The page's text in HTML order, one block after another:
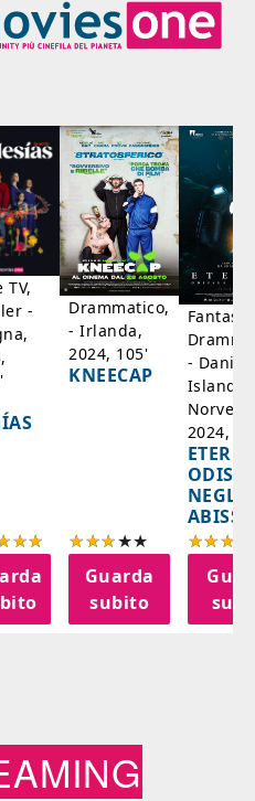
TV,
-
Drammatico,
- Irlanda,
2024, 105'
KNEECAP
Guarda
subito
-
Islanda,
2024,
NEGLI
ABISSI